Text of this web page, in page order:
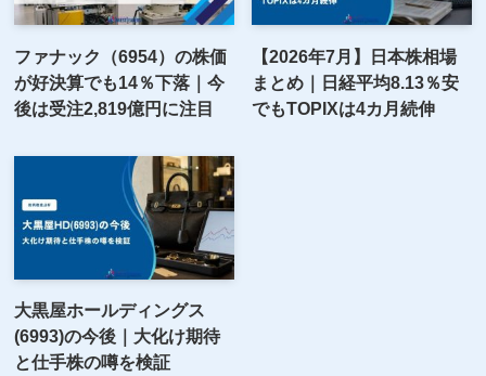
ファナック（6954）の株価
が好決算でも14％下落｜今
後は受注2,819億円に注目
【2026年7月】日本株相場
まとめ｜日経平均8.13％安
でもTOPIXは4カ月続伸
大黒屋ホールディングス
(6993)の今後｜大化け期待
と仕手株の噂を検証